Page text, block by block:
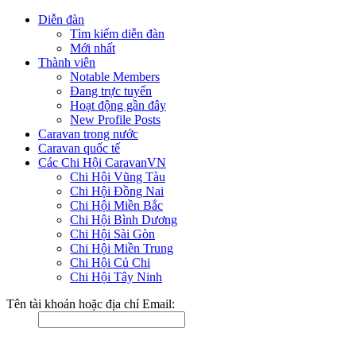
Diễn đàn
Tìm kiếm diễn đàn
Mới nhất
Thành viên
Notable Members
Đang trực tuyến
Hoạt động gần đây
New Profile Posts
Caravan trong nước
Caravan quốc tế
Các Chi Hội CaravanVN
Chi Hội Vũng Tàu
Chi Hội Đồng Nai
Chi Hội Miền Bắc
Chi Hội Bình Dương
Chi Hội Sài Gòn
Chi Hội Miền Trung
Chi Hội Củ Chi
Chi Hội Tây Ninh
Tên tài khoản hoặc địa chỉ Email: